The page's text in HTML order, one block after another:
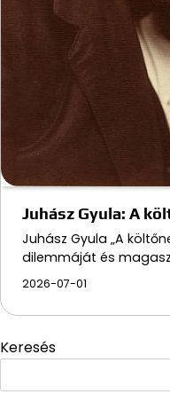
Juhász Gyula: A
Juhász Gyula „A
dilemmáját és
2026-07-01
Keresés